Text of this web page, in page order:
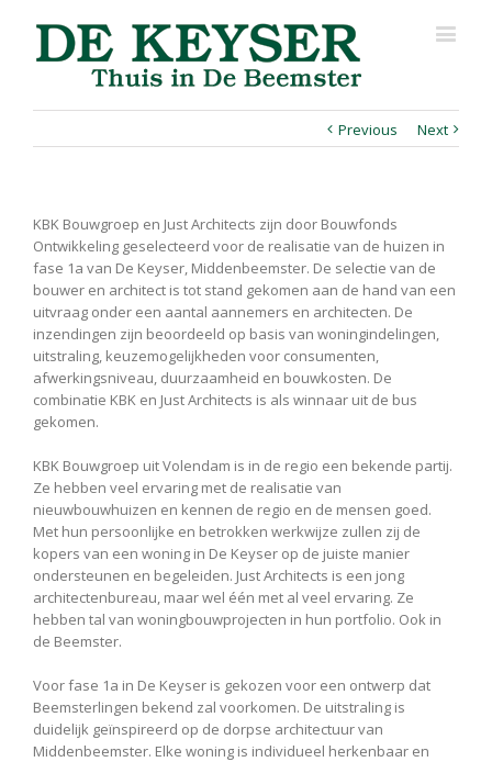
Previous Next
KBK Bouwgroep en Just Architects zijn door Bouwfonds
Ontwikkeling geselecteerd voor de realisatie van de huizen in
fase 1a van De Keyser, Middenbeemster. De selectie van de
bouwer en architect is tot stand gekomen aan de hand van een
uitvraag onder een aantal aannemers en architecten. De
inzendingen zijn beoordeeld op basis van woningindelingen,
uitstraling, keuzemogelijkheden voor consumenten,
afwerkingsniveau, duurzaamheid en bouwkosten. De
combinatie KBK en Just Architects is als winnaar uit de bus
gekomen.
KBK Bouwgroep uit Volendam is in de regio een bekende partij.
Ze hebben veel ervaring met de realisatie van
nieuwbouwhuizen en kennen de regio en de mensen goed.
Met hun persoonlijke en betrokken werkwijze zullen zij de
kopers van een woning in De Keyser op de juiste manier
ondersteunen en begeleiden. Just Architects is een jong
architectenbureau, maar wel één met al veel ervaring. Ze
hebben tal van woningbouwprojecten in hun portfolio. Ook in
de Beemster.
Voor fase 1a in De Keyser is gekozen voor een ontwerp dat
Beemsterlingen bekend zal voorkomen. De uitstraling is
duidelijk geïnspireerd op de dorpse architectuur van
Middenbeemster. Elke woning is individueel herkenbaar en